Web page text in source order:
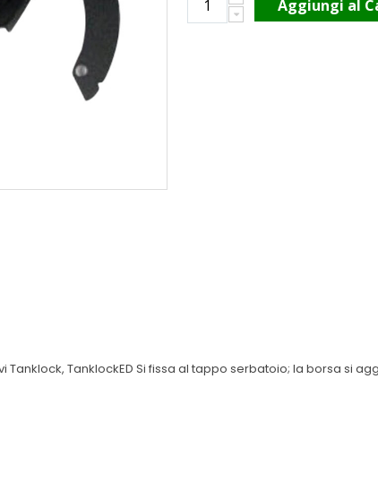
Aggiungi al
TanklockED Si fissa al tappo serbatoio; la borsa si